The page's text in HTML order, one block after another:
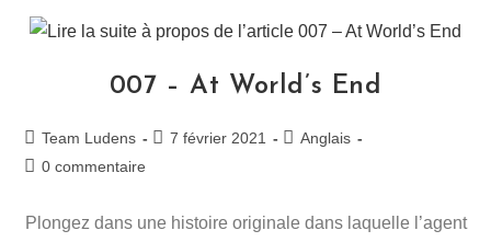
007 – At World’s End
Team Ludens 7 février 2021
Anglais
0 commentaire
Plongez dans une histoire originale dans laquelle l’agent